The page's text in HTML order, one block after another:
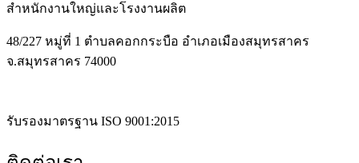
สำหนักงานใหญ่และโรงงานผลิต
48/227 หมู่ที่ 1 ตำบลคอกกระบือ อำเภอเมืองสมุทรสาคร
จ.สมุทรสาคร 74000
รับรองมาตรฐาน ISO 9001:2015